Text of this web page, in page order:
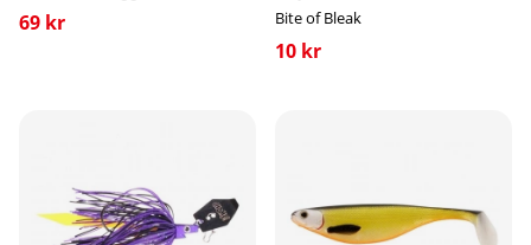
69 kr Bite of Bleak
10 kr